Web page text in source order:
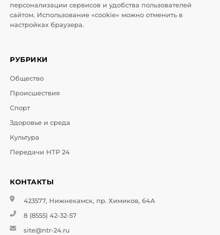
персонализации сервисов и удобства пользователей
сайтом. Использование «cookie» можно отменить в
настройках браузера.
РУБРИКИ
Общество
Происшествия
Спорт
Здоровье и среда
Культура
Передачи НТР 24
КОНТАКТЫ
423577, Нижнекамск, пр. Химиков, 64А
8 (8555) 42-32-57
site@ntr-24.ru